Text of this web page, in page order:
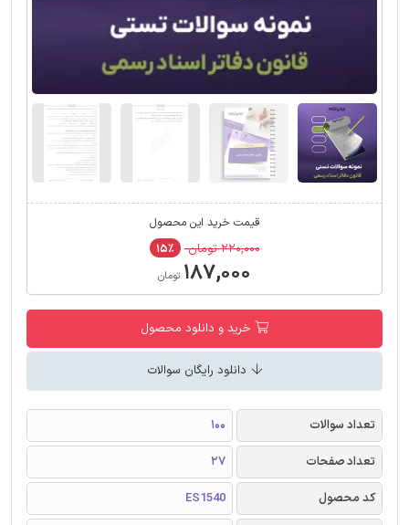
قیمت خرید این محصول
۲۲۰,۰۰۰ تومان ۱۵٪
۱۸۷,۰۰۰ تومان
خرید و دانلود محصول
دانلود رایگان سوالات
تعداد سوالات
100
تعداد صفحات
27
کد محصول
ES1540